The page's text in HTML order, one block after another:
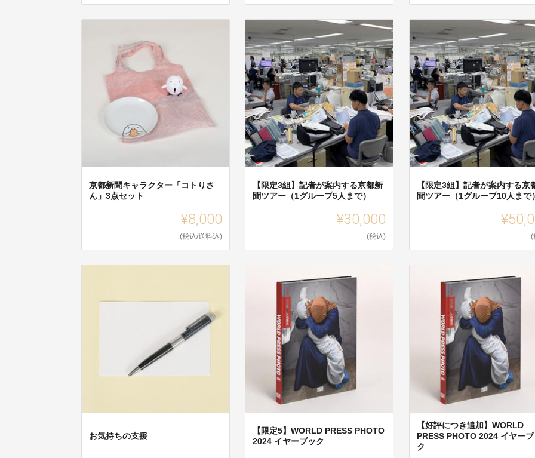
京都新聞キャラクター「コトりさ
ん」3点セット
¥8,000
(税込/送料込)
【限定3組】記者が案内する京都新
聞ツアー（1グループ5人まで）
¥30,000
(税込)
【限定3組】記者が案内する京
聞ツアー（1グループ10人まで
(
お気持ちの支援
【限定5】WORLD PRESS PHOTO
2024 イヤーブック
【好評につき追加】WORLD
PRESS PHOTO 2024 イヤー
ク